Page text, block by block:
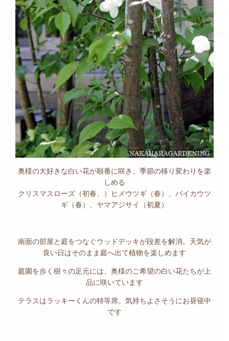
奥様の大好きな白い花が順番に咲き、季節の移り変わりを楽
しめる
クリスマスローズ（初春、）ヒメウツギ（春）、バイカウツ
ギ（春）、ヤマアジサイ（初夏）
南面の部屋と庭をつなぐウッドデッキが段差を解消。天気が
良い日はそのまま庭へ出て植物を楽しめます
庭園を歩く樹々の足元には、奥様のご希望の白い花たちが上
品に咲いています
テラスはラッキーくんの特等席。気持ちよさそうにお昼寝中
です